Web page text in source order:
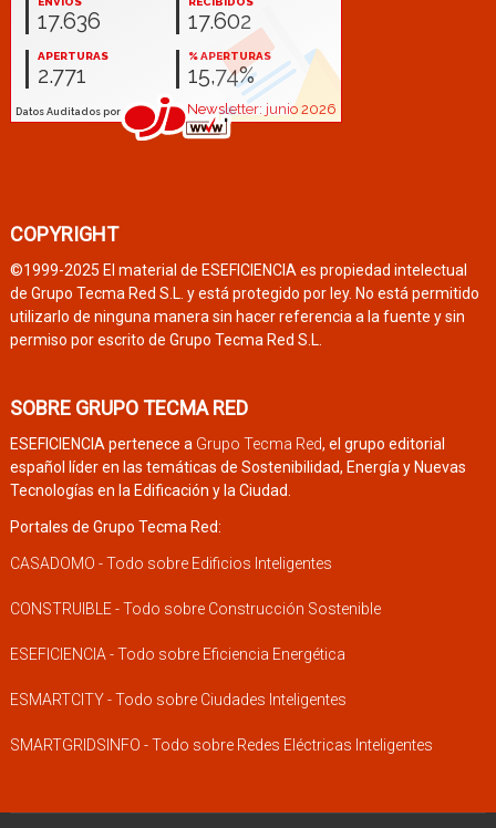
COPYRIGHT
©1999-2025 El material de ESEFICIENCIA es propiedad intelectual
de Grupo Tecma Red S.L. y está protegido por ley. No está permitido
utilizarlo de ninguna manera sin hacer referencia a la fuente y sin
permiso por escrito de Grupo Tecma Red S.L.
SOBRE GRUPO TECMA RED
ESEFICIENCIA pertenece a Grupo Tecma Red, el grupo editorial
español líder en las temáticas de Sostenibilidad, Energía y Nuevas
Tecnologías en la Edificación y la Ciudad.
Portales de Grupo Tecma Red:
CASADOMO - Todo sobre Edificios Inteligentes
CONSTRUIBLE - Todo sobre Construcción Sostenible
ESEFICIENCIA - Todo sobre Eficiencia Energética
ESMARTCITY - Todo sobre Ciudades Inteligentes
SMARTGRIDSINFO - Todo sobre Redes Eléctricas Inteligentes